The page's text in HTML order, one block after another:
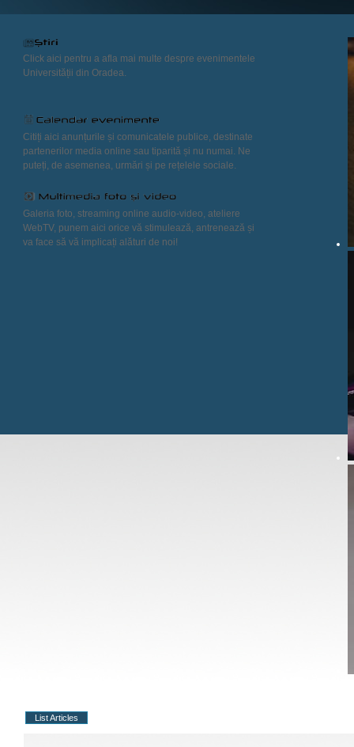
Click aici pentru a afla mai multe despre evenimentele
Universității din Oradea.
Citiți aici anunțurile și comunicatele publice, destinate
partenerilor media online sau tiparită și nu numai. Ne
puteți, de asemenea, urmări și pe rețelele sociale.
Galeria foto, streaming online audio-video, ateliere
WebTV, punem aici orice vă stimulează, antrenează și
va face să vă implicați alături de noi!
List Articles